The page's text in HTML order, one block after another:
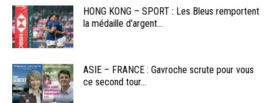
HONG KONG – SPORT : Les Bleus remportent
la médaille d’argent...
ASIE – FRANCE : Gavroche scrute pour vous
ce second tour...